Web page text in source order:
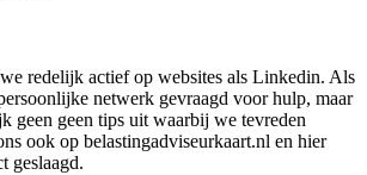
redelijk actief op websites als Linkedin. Als
netwerk gevraagd voor hulp, maar
geen geen tips uit waarbij we tevreden
ook op belastingadviseurkaart.nl en hier
geslaagd.